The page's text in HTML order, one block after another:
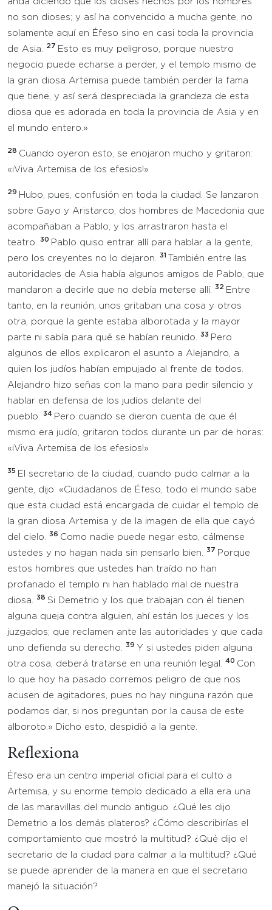
no son dioses; y así ha convencido a mucha gente, no
solamente aquí en Éfeso sino en casi toda la provincia
de Asia.
27 Esto es muy peligroso, porque nuestro
negocio puede echarse a perder, y el templo mismo de
la gran diosa Artemisa puede también perder la fama
que tiene, y así será despreciada la grandeza de esta
diosa que es adorada en toda la provincia de Asia y en
el mundo entero.»
28 Cuando oyeron esto, se enojaron mucho y gritaron:
«¡Viva Artemisa de los efesios!»
29 Hubo, pues, confusión en toda la ciudad. Se lanzaron
sobre Gayo y Aristarco, dos hombres de Macedonia que
acompañaban a Pablo, y los arrastraron hasta el
teatro.
30 Pablo quiso entrar allí para hablar a la gente,
pero los creyentes no lo dejaron.
31
También entre las
autoridades de Asia había algunos amigos de Pablo, que
mandaron a decirle que no debía meterse allí.
32 Entre
tanto, en la reunión, unos gritaban una cosa y otros
otra, porque la gente estaba alborotada y la mayor
parte ni sabía para qué se habían reunido.
33 Pero
algunos de ellos explicaron el asunto a Alejandro, a
quien los judíos habían empujado al frente de todos.
Alejandro hizo señas con la mano para pedir silencio y
hablar en defensa de los judíos delante del
pueblo.
34 Pero cuando se dieron cuenta de que él
mismo era judío, gritaron todos durante un par de horas:
«¡Viva Artemisa de los efesios!»
35 El secretario de la ciudad, cuando pudo calmar a la
gente, dijo: «Ciudadanos de Éfeso, todo el mundo sabe
que esta ciudad está encargada de cuidar el templo de
la gran diosa Artemisa y de la imagen de ella que cayó
del cielo.
36 Como nadie puede negar esto, cálmense
ustedes y no hagan nada sin pensarlo bien.
37 Porque
estos hombres que ustedes han traído no han
profanado el templo ni han hablado mal de nuestra
diosa.
38 Si Demetrio y los que trabajan con él tienen
alguna queja contra alguien, ahí están los jueces y los
juzgados; que reclamen ante las autoridades y que cada
uno defienda su derecho.
39 Y si ustedes piden alguna
otra cosa, deberá tratarse en una reunión legal.
40 Con
lo que hoy ha pasado corremos peligro de que nos
acusen de agitadores, pues no hay ninguna razón que
podamos dar, si nos preguntan por la causa de este
alboroto.» Dicho esto, despidió a la gente.
Reflexiona
Éfeso era un centro imperial oficial para el culto a
Artemisa, y su enorme templo dedicado a ella era una
de las maravillas del mundo antiguo. ¿Qué les dijo
Demetrio a los demás plateros? ¿Cómo describirías el
comportamiento que mostró la multitud? ¿Qué dijo el
secretario de la ciudad para calmar a la multitud? ¿Qué
se puede aprender de la manera en que el secretario
manejó la situación?